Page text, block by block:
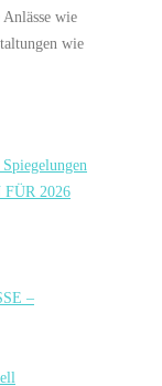
wie
wie
2026
–